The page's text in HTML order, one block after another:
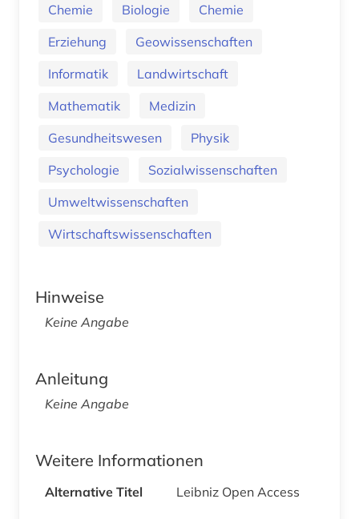
Chemie Biologie
Chemie
Erziehung
Geowissenschaften
Informatik
Landwirtschaft
Mathematik
Medizin
Gesundheitswesen
Physik
Psychologie
Sozialwissenschaften
Umweltwissenschaften
Wirtschaftswissenschaften
Hinweise
Keine Angabe
Anleitung
Keine Angabe
Weitere Informationen
Alternative Titel
Leibniz Open Access